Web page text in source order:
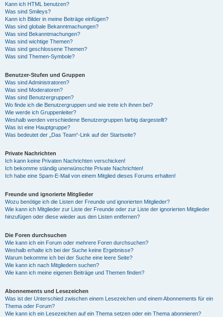
Kann ich HTML benutzen?
Was sind Smileys?
Kann ich Bilder in meine Beiträge einfügen?
Was sind globale Bekanntmachungen?
Was sind Bekanntmachungen?
Was sind wichtige Themen?
Was sind geschlossene Themen?
Was sind Themen-Symbole?
Benutzer-Stufen und Gruppen
Was sind Administratoren?
Was sind Moderatoren?
Was sind Benutzergruppen?
Wo finde ich die Benutzergruppen und wie trete ich ihnen bei?
Wie werde ich Gruppenleiter?
Weshalb werden verschiedene Benutzergruppen farbig dargestellt?
Was ist eine Hauptgruppe?
Was bedeutet der „Das Team“-Link auf der Startseite?
Private Nachrichten
Ich kann keine Privaten Nachrichten verschicken!
Ich bekomme ständig unerwünschte Private Nachrichten!
Ich habe eine Spam-E-Mail von einem Mitglied dieses Forums erhalten!
Freunde und ignorierte Mitglieder
Wozu benötige ich die Listen der Freunde und ignorierten Mitglieder?
Wie kann ich Mitglieder zur Liste der Freunde oder zur Liste der ignorierten Mitglieder
hinzufügen oder diese wieder aus den Listen entfernen?
Die Foren durchsuchen
Wie kann ich ein Forum oder mehrere Foren durchsuchen?
Weshalb erhalte ich bei der Suche keine Ergebnisse?
Warum bekomme ich bei der Suche eine leere Seite?
Wie kann ich nach Mitgliedern suchen?
Wie kann ich meine eigenen Beiträge und Themen finden?
Abonnements und Lesezeichen
Was ist der Unterschied zwischen einem Lesezeichen und einem Abonnements für ein
Thema oder Forum?
Wie kann ich ein Lesezeichen auf ein Thema setzen oder ein Thema abonnieren?